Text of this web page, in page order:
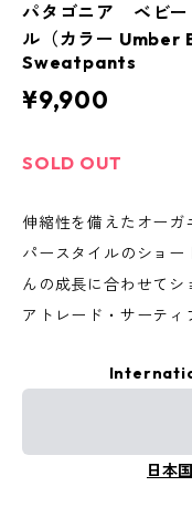
パタゴニア ベビー
ル（カラー Umber
Sweatpants
¥9,900
SOLD OUT
伸縮性を備えたオーガ
パースタイルのショー
んの成長に合わせてシ
アトレード・サーテ
日本